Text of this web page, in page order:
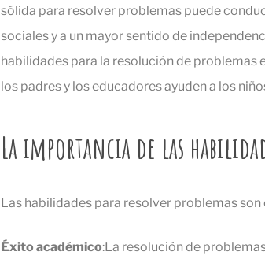
sólida para resolver problemas puede
sociales y a un mayor sentido de
habilidades para la resolución de problemas
los padres y los educadores ayuden a los
La importancia de las
Las habilidades para resolver problemas
Éxito académico:La resolución de